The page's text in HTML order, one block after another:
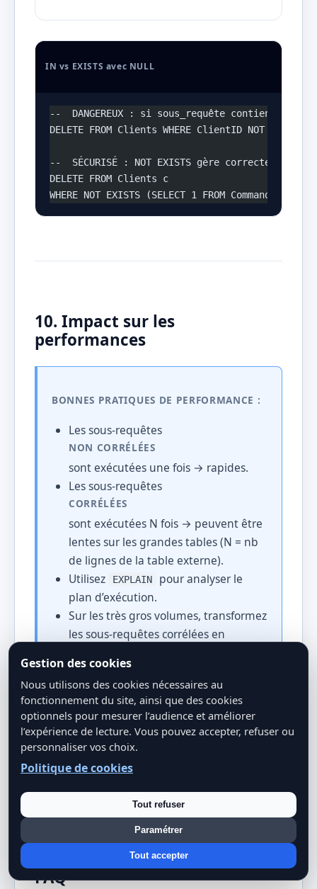
IN vs EXISTS avec NULL
--  DANGEREUX : si sous_requête contient NULL,
DELETE FROM Clients WHERE ClientID NOT IN
--  SÉCURISÉ : NOT EXISTS gère correctement les
DELETE FROM Clients c
WHERE NOT EXISTS (SELECT 1 FROM Commandes
10. Impact sur les
performances
BONNES PRATIQUES DE PERFORMANCE :
Les sous-requêtes
NON CORRÉLÉES
sont exécutées une fois → rapides.
Les sous-requêtes
CORRÉLÉES
sont exécutées N fois → peuvent être
lentes sur les grandes tables (N = nb
de lignes de la table externe).
Utilisez
EXPLAIN
pour analyser le
plan d’exécution.
Sur les très gros volumes, transformez
les sous-requêtes corrélées en
ou
CTE
.
FAQ
Gestion des cookies
Nous utilisons des cookies nécessaires au
fonctionnement du site, ainsi que des cookies
optionnels pour mesurer l’audience et améliorer
l’expérience de lecture. Vous pouvez accepter, refuser ou
personnaliser vos choix.
Politique de cookies
Tout refuser
Paramétrer
Tout accepter